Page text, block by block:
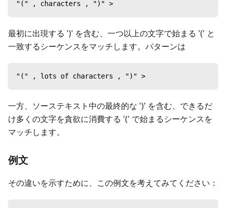
"(" , characters , ")" >
最初に出現する ')' を含む、一つ以上の文字で始まる '(' と
一致するシーケンスをマッチします。パターンは
"(" , lots of characters , ")" >
一方、ソーステキスト中の最終的な ')' を含む、できるだ
け多くの文字を貪欲に消費する '(' で始まるシーケンスを
マッチします。
例文
その違いを示すために、この例文を考えてみてください：